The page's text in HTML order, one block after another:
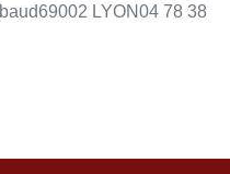
LYON04 78 38